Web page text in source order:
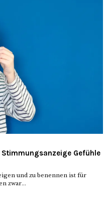
Gefühle
und zu benennen ist für
zwar...